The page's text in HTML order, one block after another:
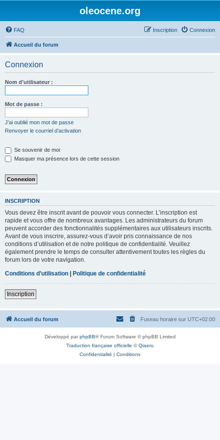
oleocene.org
FAQ Connexion
Inscription
Accueil du forum
Connexion
Nom d’utilisateur :
Mot de passe :
J’ai oublié mon mot de passe
Renvoyer le courriel d’activation
Se souvenir de moi
Masquer ma présence lors de cette session
INSCRIPTION
Vous devez être inscrit avant de pouvoir vous connecter. L’inscription est
rapide et vous offre de nombreux avantages. Les administrateurs du forum
peuvent accorder des fonctionnalités supplémentaires aux utilisateurs inscrits.
Avant de vous inscrire, assurez-vous d’avoir pris connaissance de nos
conditions d’utilisation et de notre politique de confidentialité. Veuillez
également prendre le temps de consulter attentivement toutes les règles du
forum lors de votre navigation.
Conditions d’utilisation | Politique de confidentialité
Inscription
Accueil du forum Fuseau horaire sur UTC+02:00
Développé parphpBB® Forum Software © phpBB Limited
Traduction française officielle ©Qiaeru
Confidentialité | Conditions